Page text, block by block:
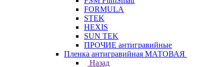
FORMULA
STEK
HEXIS
SUN TEK
ПРОЧИЕ антигравийные
Пленка антигравийная МАТОВАЯ
Назад